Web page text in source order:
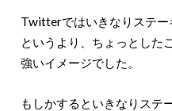
Twitterではいきなりステー
というより、ちょっとした
強いイメージでした。
もしかするといきなりステ